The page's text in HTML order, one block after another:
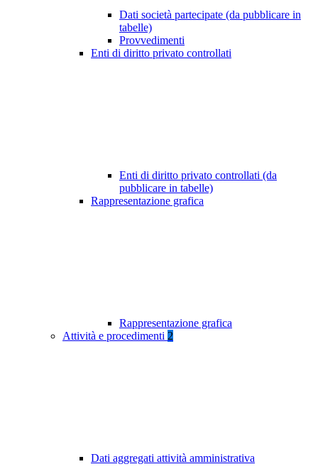
Dati società partecipate (da pubblicare in
tabelle)
Provvedimenti
Enti di diritto privato controllati
Enti di diritto privato controllati (da
pubblicare in tabelle)
Rappresentazione grafica
Rappresentazione grafica
Attività e procedimenti 2
Dati aggregati attività amministrativa